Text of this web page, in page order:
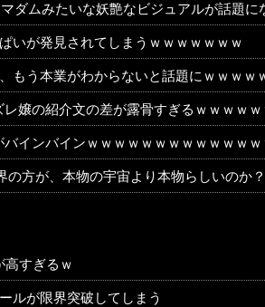
ダムみたいな妖艶なビジュアルが話題に
いが発見されてしまうｗｗｗｗｗｗｗ
もう本業がわからないと話題にｗｗｗｗ
レ嬢の紹介文の差が露骨すぎるｗｗｗｗ
インバインｗｗｗｗｗｗｗｗｗｗｗｗｗ
の方が、本物の宇宙より本物らしいのか？
高すぎるｗ
ルが限界突破してしまう